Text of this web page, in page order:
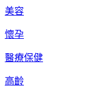
美容
懷孕
醫療保健
高齡